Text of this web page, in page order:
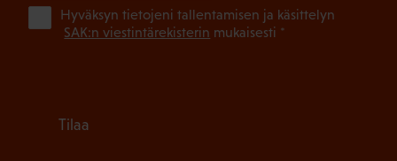
Hyväksyn tietojeni tallentamisen ja käsittelyn
SAK:n viestintärekisterin mukaisesti *
Tilaa